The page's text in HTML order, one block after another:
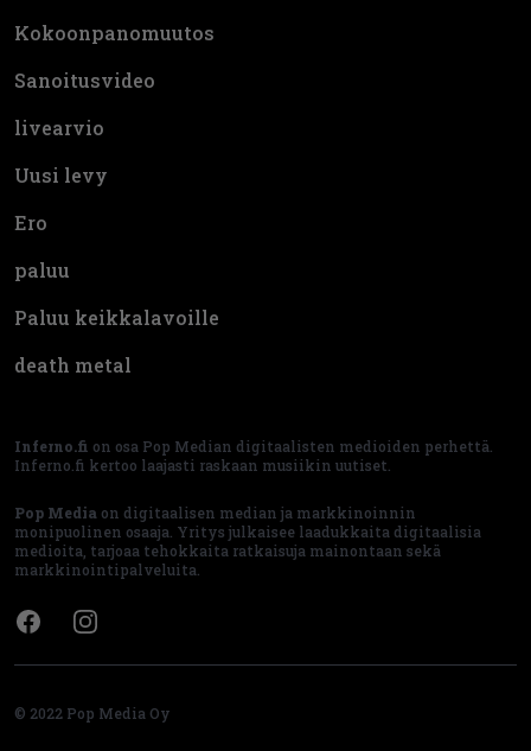
Kokoonpanomuutos
Sanoitusvideo
livearvio
Uusi levy
Ero
paluu
Paluu keikkalavoille
death metal
Inferno.fi on osa Pop Median digitaalisten medioiden perhettä.
Inferno.fi kertoo laajasti raskaan musiikin uutiset.
Pop Media on digitaalisen median ja markkinoinnin
monipuolinen osaaja. Yritys julkaisee laadukkaita digitaalisia
medioita, tarjoaa tehokkaita ratkaisuja mainontaan sekä
markkinointipalveluita.
FacebookInstagram
© 2022 Pop Media Oy